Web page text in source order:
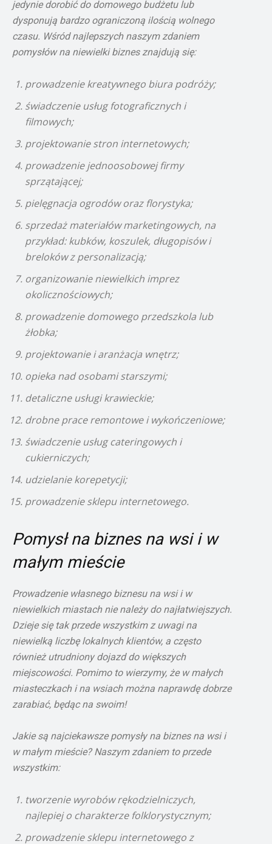
jedynie dorobić do domowego budżetu lub
dysponują bardzo ograniczoną ilością wolnego
czasu. Wśród najlepszych naszym zdaniem
pomysłów na niewielki biznes znajdują się:
prowadzenie kreatywnego biura podróży;
świadczenie usług fotograficznych i
filmowych;
projektowanie stron internetowych;
prowadzenie jednoosobowej firmy
sprzątającej;
pielęgnacja ogrodów oraz florystyka;
sprzedaż materiałów marketingowych, na
przykład: kubków, koszulek, długopisów i
breloków z personalizacją;
organizowanie niewielkich imprez
okolicznościowych;
prowadzenie domowego przedszkola lub
żłobka;
projektowanie i aranżacja wnętrz;
opieka nad osobami starszymi;
detaliczne usługi krawieckie;
drobne prace remontowe i wykończeniowe;
świadczenie usług cateringowych i
cukierniczych;
udzielanie korepetycji;
prowadzenie sklepu internetowego.
Pomysł na biznes na wsi i w
małym mieście
Prowadzenie własnego biznesu na wsi i w
niewielkich miastach nie należy do najłatwiejszych.
Dzieje się tak przede wszystkim z uwagi na
niewielką liczbę lokalnych klientów, a często
również utrudniony dojazd do większych
miejscowości. Pomimo to wierzymy, że w małych
miasteczkach i na wsiach można naprawdę dobrze
zarabiać, będąc na swoim!
Jakie są najciekawsze pomysły na biznes na wsi i
w małym mieście? Naszym zdaniem to przede
wszystkim:
tworzenie wyrobów rękodzielniczych,
najlepiej o charakterze folklorystycznym;
prowadzenie sklepu internetowego z